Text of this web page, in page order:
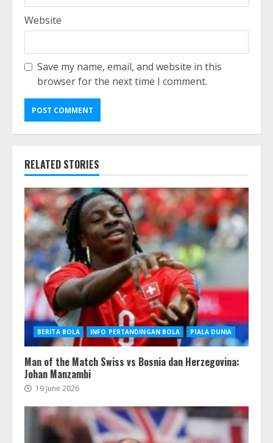
Website
Save my name, email, and website in this
browser for the next time I comment.
RELATED STORIES
BERITA BOLA INFO PERTANDINGAN BOLA PIALA DUNIA
Man of the Match Swiss vs Bosnia dan Herzegovina:
Johan Manzambi
19 June 2026